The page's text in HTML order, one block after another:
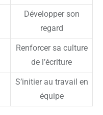
Développer son
regard
Renforcer sa culture
de l’écriture
S’initier au travail en
équipe